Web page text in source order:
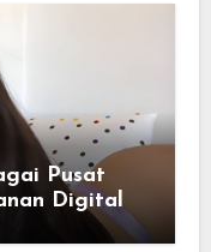
Pusat
Digital